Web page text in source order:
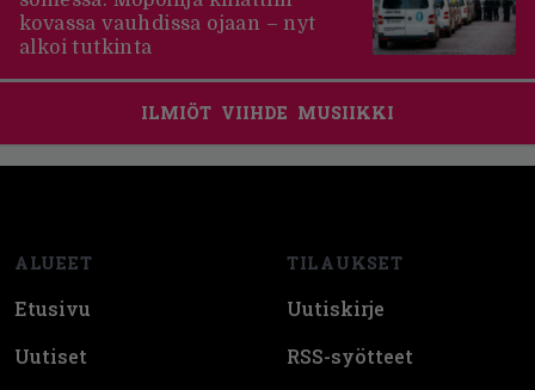
kovassa vauhdissa ojaan – nyt
alkoi tutkinta
ILMIÖT VIIHDE MUSIIKKI
ALUEET
Etusivu
Uutiset
TILAUKSET
Uutiskirje
RSS-syötteet